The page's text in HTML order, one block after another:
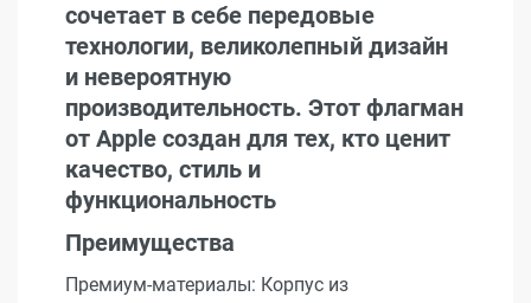
сочетает в себе передовые
технологии, великолепный дизайн
и невероятную
производительность. Этот флагман
от Apple создан для тех, кто ценит
качество, стиль и
функциональность
Преимущества
Премиум-материалы: Корпус из